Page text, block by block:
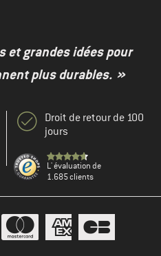
et grandes idées pour
plus durables. »
Droit de retour de 100
jours
L' évaluation de
1.685 clients